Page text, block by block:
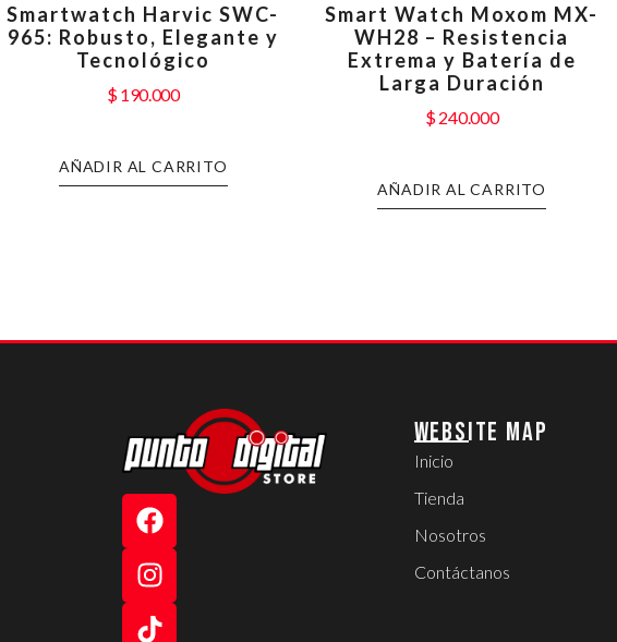
Smartwatch Harvic SWC-
965: Robusto, Elegante y
Tecnológico
$190.000
AÑADIR AL CARRITO
Smart Watch Moxom MX-
WH28 – Resistencia
Extrema y Batería de
Larga Duración
$240.000
AÑADIR AL CARRITO
WEBSITE MAP
Inicio
Tienda
Nosotros
Contáctanos